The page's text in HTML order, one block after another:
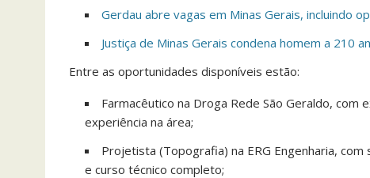
Gerdau abre vagas em Minas Gerais, incluindo
Justiça de Minas Gerais condena homem a 210
Entre as oportunidades disponíveis estão:
Farmacêutico na Droga Rede São Geraldo,
experiência na área;
Projetista (Topografia) na ERG Engenharia,
e curso técnico completo;